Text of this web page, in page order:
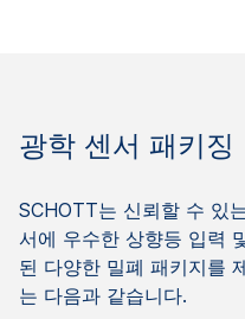
광학 센서 패키징
SCHOTT는 신뢰할 수 있
서에 우수한 상향등 입력
된 다양한 밀폐 패키지를
는 다음과 같습니다.